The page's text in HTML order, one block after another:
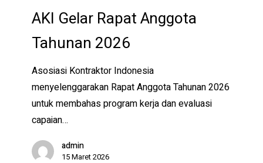
Rapat
Anggota
Tahunan
AKI Gelar Rapat Anggota
Tahunan 2026
Asosiasi Kontraktor Indonesia
menyelenggarakan Rapat Anggota Tahunan 2026
untuk membahas program kerja dan evaluasi
capaian…
admin
15 Maret 2026